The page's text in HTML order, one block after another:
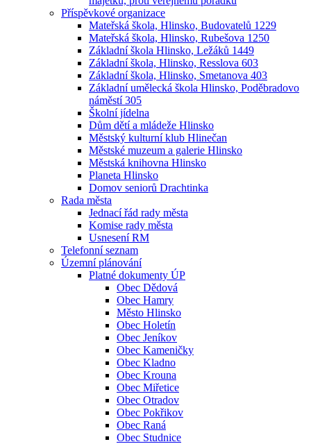
Příspěvkové organizace
Mateřská škola, Hlinsko, Budovatelů 1229
Mateřská škola, Hlinsko, Rubešova 1250
Základní škola Hlinsko, Ležáků 1449
Základní škola, Hlinsko, Resslova 603
Základní škola, Hlinsko, Smetanova 403
Základní umělecká škola Hlinsko, Poděbradovo
náměstí 305
Školní jídelna
Dům dětí a mládeže Hlinsko
Městský kulturní klub Hlinečan
Městské muzeum a galerie Hlinsko
Městská knihovna Hlinsko
Planeta Hlinsko
Domov seniorů Drachtinka
Rada města
Jednací řád rady města
Komise rady města
Usnesení RM
Telefonní seznam
Územní plánování
Platné dokumenty ÚP
Obec Dědová
Obec Hamry
Město Hlinsko
Obec Holetín
Obec Jeníkov
Obec Kameničky
Obec Kladno
Obec Krouna
Obec Miřetice
Obec Otradov
Obec Pokřikov
Obec Raná
Obec Studnice